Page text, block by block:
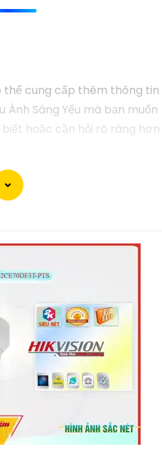
cung cấp thêm thông tin
Sáng Yếu mà bạn muốn
hoặc cần hỏi rõ ràng hơn